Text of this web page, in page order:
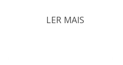
LER MAIS